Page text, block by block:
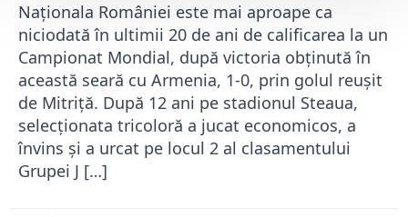
Naționala României este mai aproape ca
niciodată în ultimii 20 de ani de calificarea la un
Campionat Mondial, după victoria obținută în
această seară cu Armenia, 1-0, prin golul reușit
de Mitriță. După 12 ani pe stadionul Steaua,
selecționata tricoloră a jucat economicos, a
învins și a urcat pe locul 2 al clasamentului
Grupei J […]